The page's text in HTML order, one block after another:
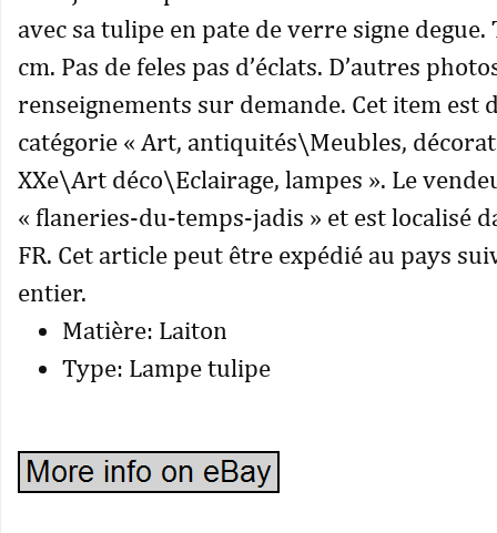
avec sa tulipe en pate de verre signe
cm. Pas de feles pas d’éclats. D’autres
renseignements sur demande. Cet item est
catégorie « Art, antiquités\Meubles,
XXe\Art déco\Eclairage, lampes ». Le
« flaneries-du-temps-jadis » et est localisé
FR. Cet article peut être expédié au pays
entier.
Matière: Laiton
Type: Lampe tulipe